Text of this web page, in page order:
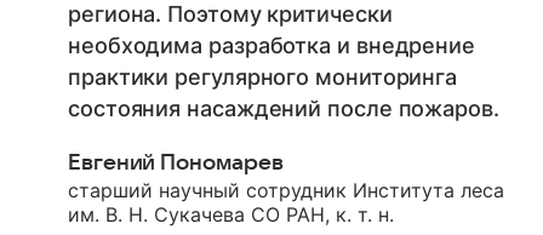
региона. Поэтому критически
необходима разработка и внедрение
практики регулярного мониторинга
состояния насаждений после пожаров.
Евгений Пономарев
старший научный сотрудник Института леса
им. В. Н. Сукачева СО РАН, к. т. н.